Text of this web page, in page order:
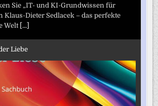
Sie „IT- und KI-Grundwissen für
Klaus-Dieter Sedlacek – das perfekte
Welt [...]
Liebe